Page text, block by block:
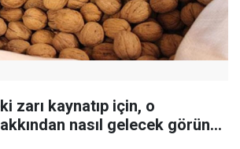
zarı kaynatıp için, o
nasıl gelecek görün…